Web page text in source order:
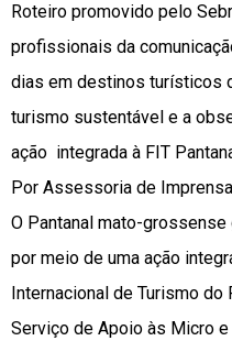
Roteiro promovido pelo
profissionais da
dias em destinos turísticos
turismo sustentável e a
ação integrada à FIT
Por Assessoria de
O Pantanal mato-
por meio de uma ação
Internacional de Turismo do
Serviço de Apoio às Micro